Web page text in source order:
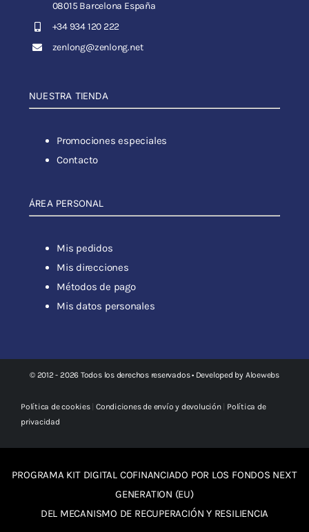
08015 Barcelona España
+34 934 120 222
zenlong@zenlong.net
NUESTRA TIENDA
Promociones especiales
Contacto
ÁREA PERSONAL
Mis pedidos
Mis direcciones
Métodos de pago
Mis datos personales
© 2012 - 2026 Todos los derechos reservados • Developed by Aloewebs
Política de cookies|Condiciones de envío y devolución| Política de
privacidad
PROGRAMA KIT DIGITAL COFINANCIADO POR LOS FONDOS NEXT
GENERATION (EU)
DEL MECANISMO DE RECUPERACIÓN Y RESILIENCIA